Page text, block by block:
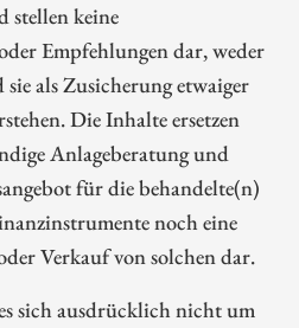
stellen keine
Empfehlungen dar, weder
als Zusicherung etwaiger
Die Inhalte ersetzen
Anlageberatung und
für die behandelte(n)
noch eine
Verkauf von solchen dar.
sich ausdrücklich nicht um